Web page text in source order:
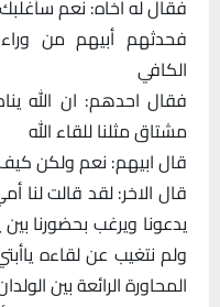
فقال له اخاه: نعم
فحدثهم أبيهم من
الكافي
فقال احدهم: ان الله
مشتاق مثلنا للقاء الله
قال ابيهم: نعم ولكن
قال الاخر: لقد قالت لنا
يدعونا ويرغب بحضورنا
ولم نتغيب عن لقاءه
المحاورة الرائعة بين